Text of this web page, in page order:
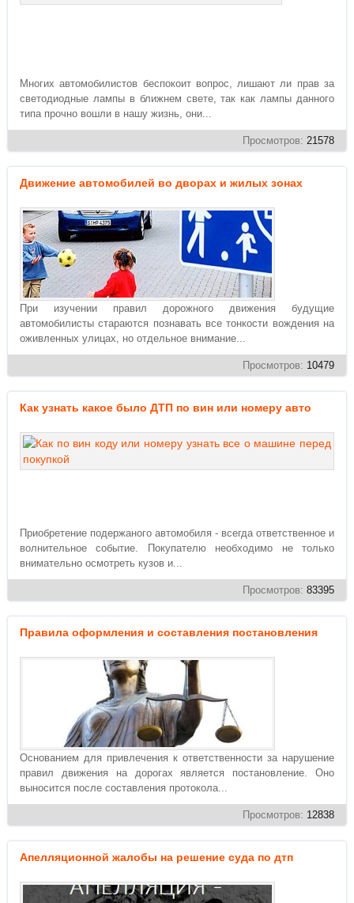
Многих автомобилистов беспокоит вопрос, лишают ли прав за
светодиодные лампы в ближнем свете, так как лампы данного
типа прочно вошли в нашу жизнь, они...
Просмотров: 21578
Движение автомобилей во дворах и жилых зонах
При изучении правил дорожного движения будущие
автомобилисты стараются познавать все тонкости вождения на
оживленных улицах, но отдельное внимание...
Просмотров: 10479
Как узнать какое было ДТП по вин или номеру авто
Приобретение подержаного автомобиля - всегда ответственное и
волнительное событие. Покупателю необходимо не только
внимательно осмотреть кузов и...
Просмотров: 83395
Правила оформления и составления постановления
Основанием для привлечения к ответственности за нарушение
правил движения на дорогах является постановление. Оно
выносится после составления протокола...
Просмотров: 12838
Апелляционной жалобы на решение суда по дтп